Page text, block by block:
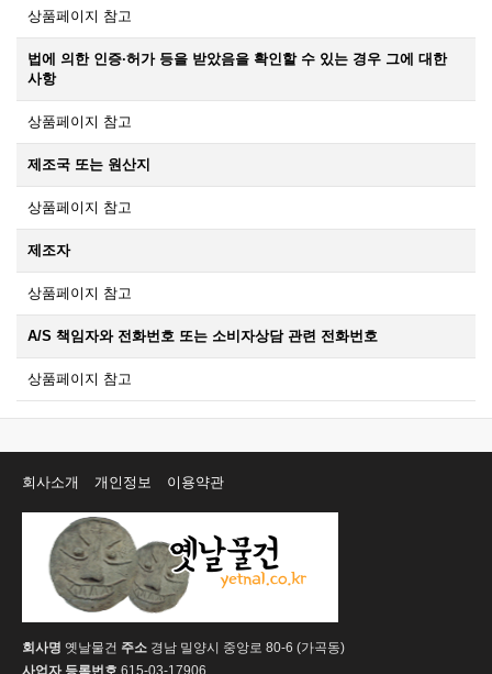
상품페이지 참고
법에 의한 인증·허가 등을 받았음을 확인할 수 있는 경우 그에 대한
사항
상품페이지 참고
제조국 또는 원산지
상품페이지 참고
제조자
상품페이지 참고
A/S 책임자와 전화번호 또는 소비자상담 관련 전화번호
상품페이지 참고
회사소개 개인정보 이용약관
회사명 옛날물건 주소 경남 밀양시 중앙로 80-6 (가곡동)
사업자 등록번호 615-03-17906